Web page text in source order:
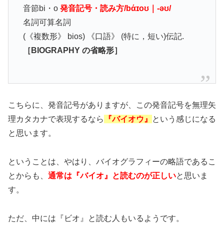
音節bi・o 発音記号・読み方/bάɪoʊ｜‐əʊ/
名詞可算名詞
(《複数形》 bios) 《口語》 (特に，短い)伝記.
［BIOGRAPHY の省略形］
こちらに、発音記号がありますが、この発音記号を無理矢
理カタカナで表現するなら
『バイオウ』
という感じになる
と思います。
ということは、やはり、バイオグラフィーの略語であるこ
とからも、 通常は『バイオ』と読むのが正しいと思いま
す。
ただ、中には『ビオ』と読む人もいるようです。